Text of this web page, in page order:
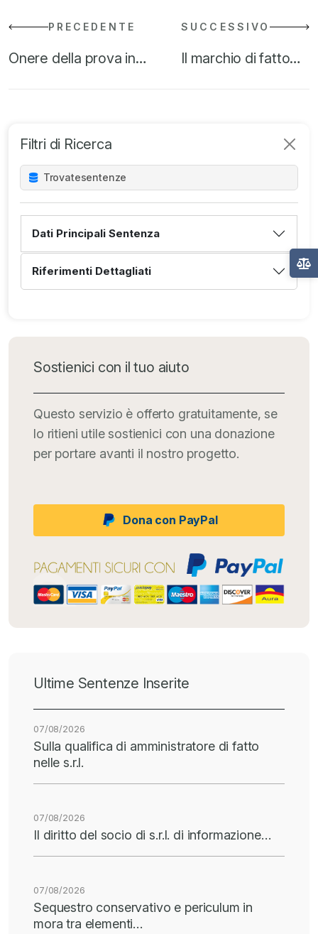
PRECEDENTE
Onere della prova in…
SUCCESSIVO
Il marchio di fatto…
Filtri di Ricerca
Trovatesentenze
Dati Principali Sentenza
Riferimenti Dettagliati
Sostienici con il tuo aiuto
Questo servizio è offerto gratuitamente, se
lo ritieni utile sostienici con una donazione
per portare avanti il nostro progetto.
Dona con PayPal
Ultime Sentenze Inserite
07/08/2026
Sulla qualifica di amministratore di fatto
nelle s.r.l.
07/08/2026
Il diritto del socio di s.r.l. di informazione…
07/08/2026
Sequestro conservativo e periculum in
mora tra elementi…